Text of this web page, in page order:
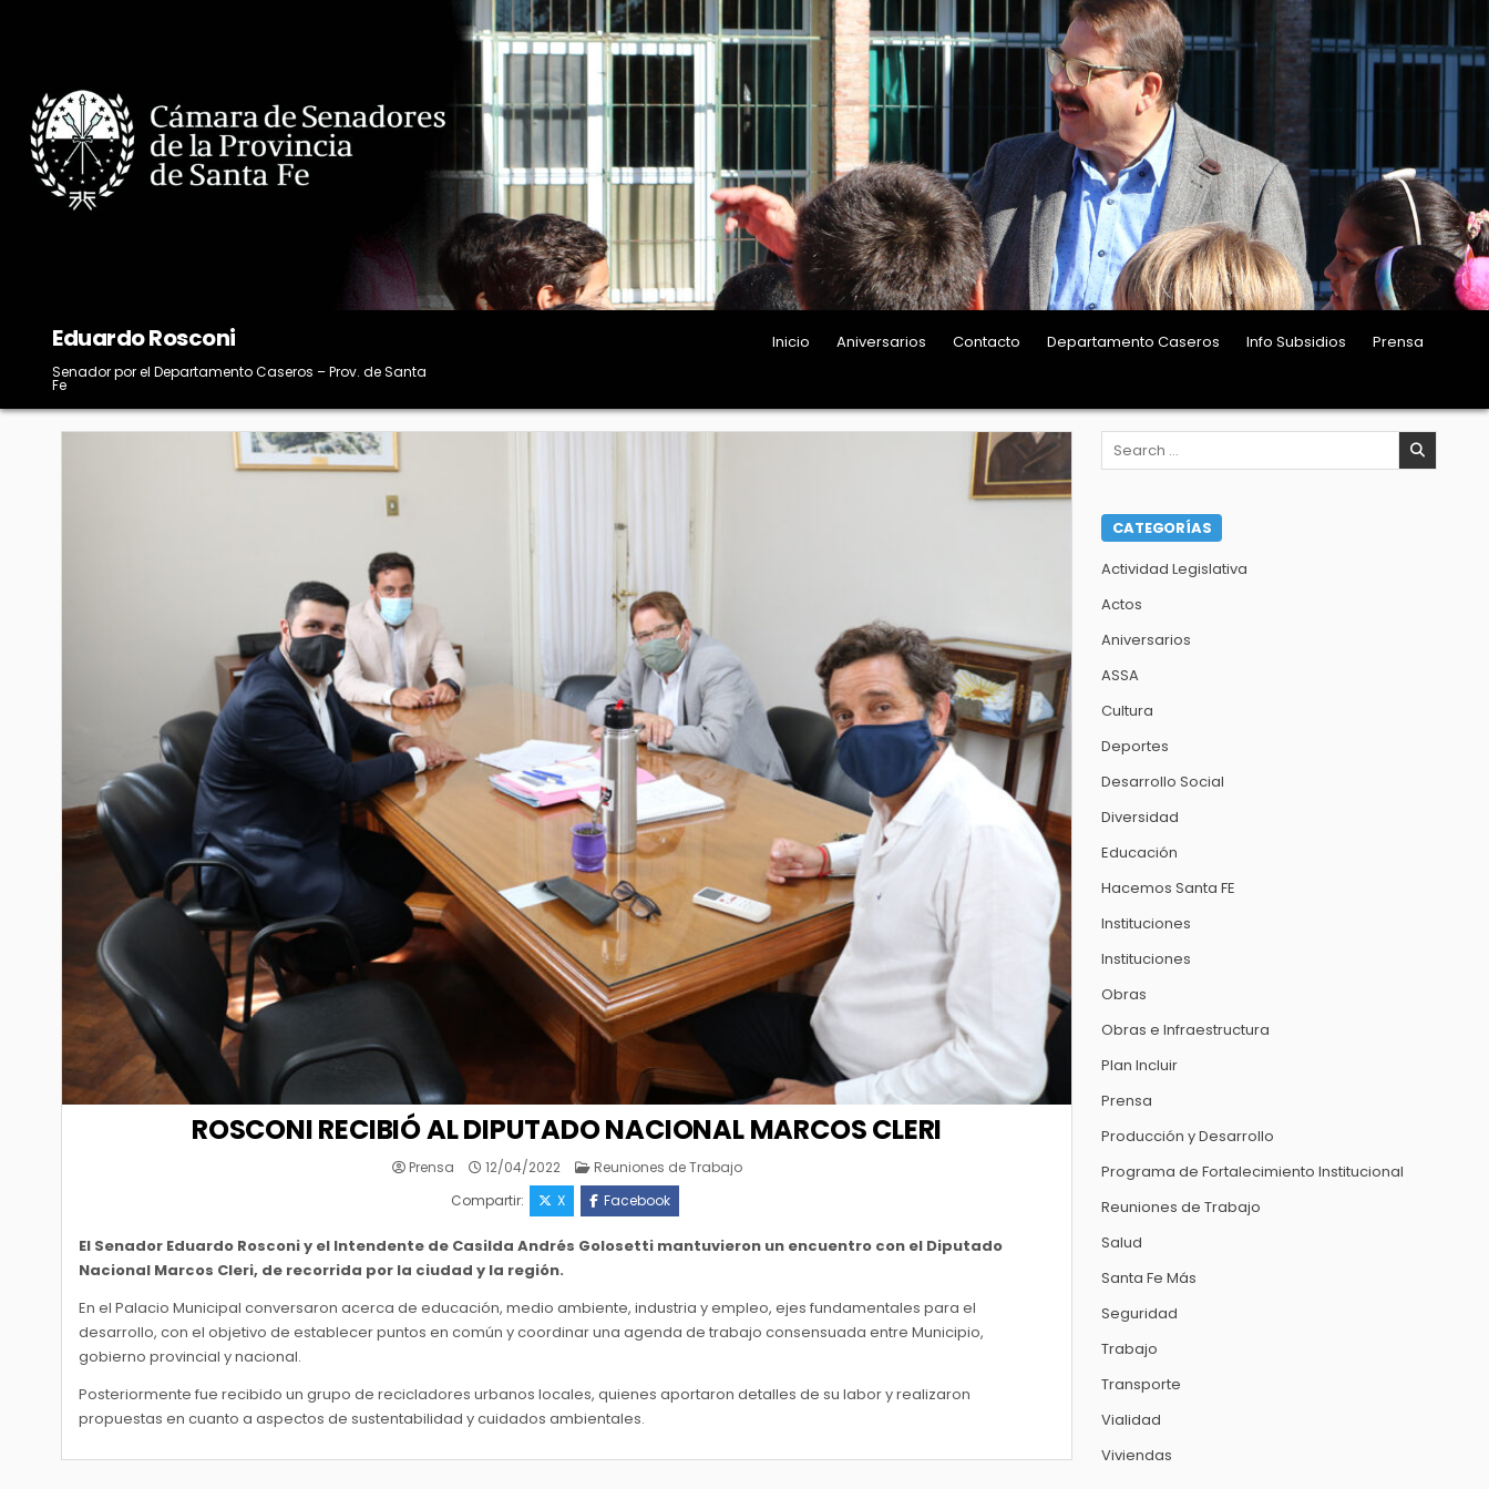
Eduardo Rosconi
Senador por el Departamento Caseros – Prov. de Santa
Fe
Inicio Aniversarios Contacto Departamento Caseros Info Subsidios Prensa
ROSCONI RECIBIÓ AL DIPUTADO NACIONAL MARCOS CLERI
Prensa 12/04/2022 Posted
Reuniones de Trabajo
Compartir:
X Facebook
El Senador Eduardo Rosconi y el Intendente de Casilda Andrés Golosetti mantuvieron un encuentro con el Diputado
Nacional Marcos Cleri, de recorrida por la ciudad y la región.
En el Palacio Municipal conversaron acerca de educación, medio ambiente, industria y empleo, ejes fundamentales para el
desarrollo, con el objetivo de establecer puntos en común y coordinar una agenda de trabajo consensuada entre Municipio,
gobierno provincial y nacional.
Posteriormente fue recibido un grupo de recicladores urbanos locales, quienes aportaron detalles de su labor y realizaron
propuestas en cuanto a aspectos de sustentabilidad y cuidados ambientales.
Search
for:
CATEGORÍAS
Actividad Legislativa
Actos
Aniversarios
ASSA
Cultura
Deportes
Desarrollo Social
Diversidad
Educación
Hacemos Santa FE
Instituciones
Instituciones
Obras
Obras e Infraestructura
Plan Incluir
Prensa
Producción y Desarrollo
Programa de Fortalecimiento Institucional
Reuniones de Trabajo
Salud
Santa Fe Más
Seguridad
Trabajo
Transporte
Vialidad
Viviendas